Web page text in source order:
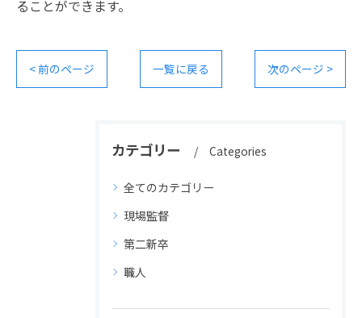
ることができます。
< 前のページ 一覧に戻る 次のページ >
カテゴリー Categories
全てのカテゴリー
現場監督
第二新卒
職人